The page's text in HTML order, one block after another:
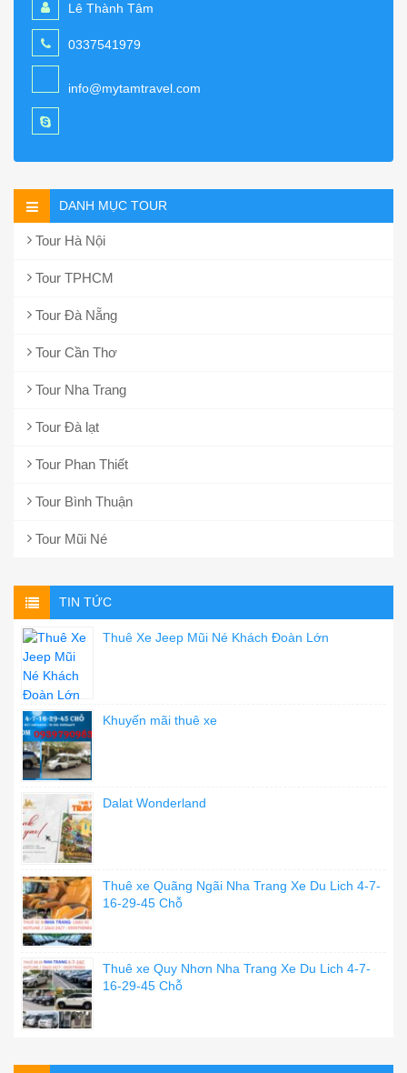
Lê Thành Tâm
0337541979
info@mytamtravel.com
DANH MỤC TOUR
Tour Hà Nội
Tour TPHCM
Tour Đà Nẵng
Tour Cần Thơ
Tour Nha Trang
Tour Đà lạt
Tour Phan Thiết
Tour Bình Thuận
Tour Mũi Né
TIN TỨC
Thuê Xe Jeep Mũi Né Khách Đoàn Lớn
Khuyến mãi thuê xe
Dalat Wonderland
Thuê xe Quãng Ngãi Nha Trang Xe Du Lich 4-7-
16-29-45 Chỗ
Thuê xe Quy Nhơn Nha Trang Xe Du Lich 4-7-
16-29-45 Chỗ